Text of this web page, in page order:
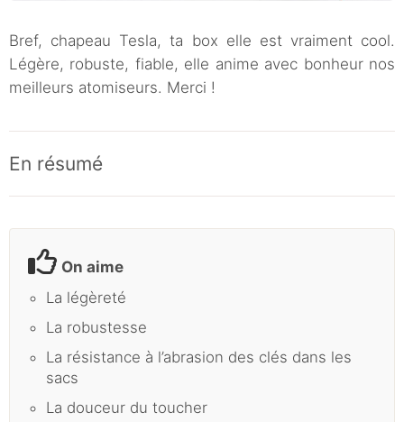
Bref, chapeau Tesla, ta box elle est vraiment cool.
Légère, robuste, fiable, elle anime avec bonheur nos
meilleurs atomiseurs. Merci !
En résumé
On aime
La légèreté
La robustesse
La résistance à l’abrasion des clés dans les
sacs
La douceur du toucher